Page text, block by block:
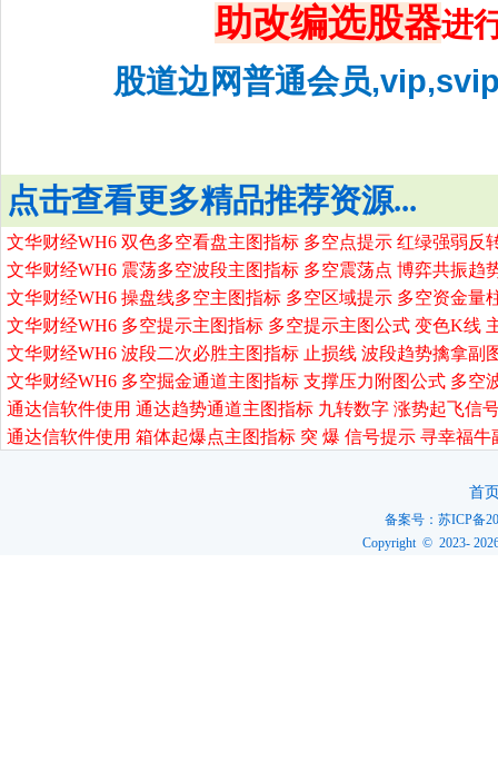
助改编选股器进
股道边网普通会员
点击查看更多精品推荐资源...
文华财经WH6 双色多空看盘主图指标 多空点提示 红绿强弱反
文华财经WH6 震荡多空波段主图指标 多空震荡点 博弈共振趋
文华财经WH6 操盘线多空主图指标 多空区域提示 多空资金量
文华财经WH6 多空提示主图指标 多空提示主图公式 变色K线
文华财经WH6 波段二次必胜主图指标 止损线 波段趋势擒拿副
文华财经WH6 多空掘金通道主图指标 支撑压力附图公式 多空
通达信软件使用 通达趋势通道主图指标 九转数字 涨势起飞信
通达信软件使用 箱体起爆点主图指标 突 爆 信号提示 寻幸福
首
备案号：苏ICP备
Copyright © 2023-